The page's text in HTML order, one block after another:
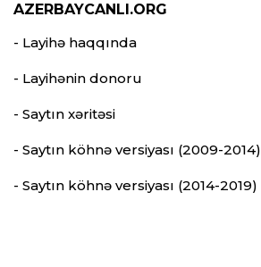
AZERBAYCANLI.ORG
- Layihə haqqında
- Layihənin donoru
- Saytın xəritəsi
- Saytın köhnə versiyası (2009-2014)
- Saytın köhnə versiyası (2014-2019)